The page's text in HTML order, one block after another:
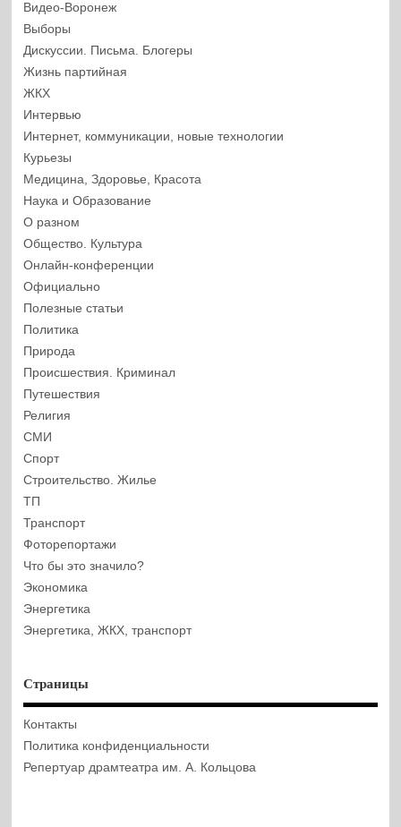
Видео-Воронеж
Выборы
Дискуссии. Письма. Блогеры
Жизнь партийная
ЖКХ
Интервью
Интернет, коммуникации, новые технологии
Курьезы
Медицина, Здоровье, Красота
Наука и Образование
О разном
Общество. Культура
Онлайн-конференции
Официально
Полезные статьи
Политика
Природа
Происшествия. Криминал
Путешествия
Религия
СМИ
Спорт
Строительство. Жилье
ТП
Транспорт
Фоторепортажи
Что бы это значило?
Экономика
Энергетика
Энергетика, ЖКХ, транспорт
Страницы
Контакты
Политика конфиденциальности
Репертуар драмтеатра им. А. Кольцова